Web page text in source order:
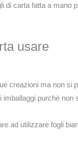
di carta fatta a mano
usare
creazioni ma non si
purchè non
ad utilizzare fogli